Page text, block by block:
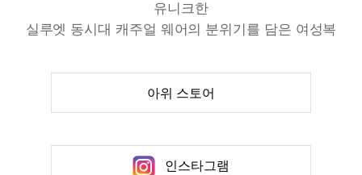
유니크한
실루엣 동시대 캐주얼 웨어의 분위기를 담은 여성복
아위 스토어
인스타그램